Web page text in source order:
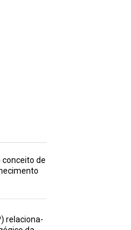
conceito de
relaciona-